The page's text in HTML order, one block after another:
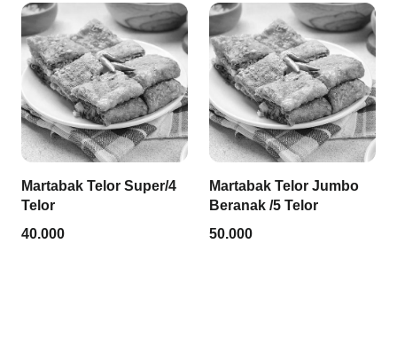
Martabak Telor Super/4
Telor
40.000
Martabak Telor Jumbo
Beranak /5 Telor
50.000